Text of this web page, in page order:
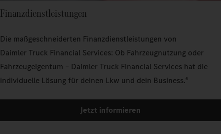
Finanzdienstleistungen
Die maßgeschneiderten Finanzdienstleistungen von
Daimler Truck Financial Services: Ob Fahrzeugnutzung oder
Fahrzeugeigentum – Daimler Truck Financial Services hat die
individuelle Lösung für deinen Lkw und dein Business.6
Jetzt informieren